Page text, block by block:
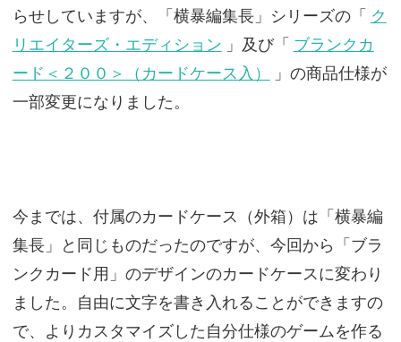
らせしていますが、「横暴編集長」シリーズの「 ク
リエイターズ・エディション 」及び「 ブランクカ
ード＜２００＞（カードケース入）
」の商品仕様が
一部変更になりました。
今までは、付属のカードケース（外箱）は「横暴編
集長」と同じものだったのですが、今回から「ブラ
ンクカード用」のデザインのカードケースに変わり
ました。自由に文字を書き入れることができますの
で、よりカスタマイズした自分仕様のゲームを作る